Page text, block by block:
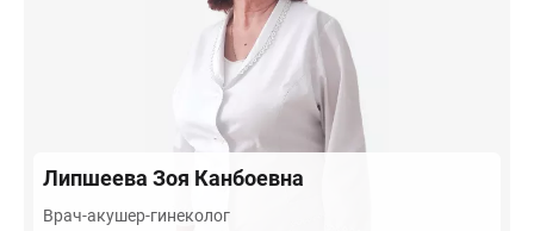
Липшеева Зоя Канбоевна
Врач-акушер-гинеколог